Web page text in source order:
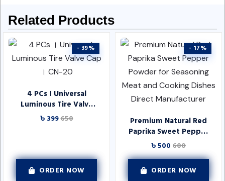
Related Products
- 39%
4 PCs । Universal
Luminous Tire Valve
Cap । CN-20
৳ 399650
ORDER NOW
- 17%
Premium Natural Red
Paprika Sweet Pepper
Powder for Seasoning
Meat and Cooking
Dishes Direct
Manufacturer
৳ 500 600
ORDER NOW